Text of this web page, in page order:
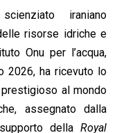
i
n
t
iraniano
risorse idriche e
Onu per l’acqua,
2026, ha ricevuto lo
al mondo
assegnato dalla
dellaRoyal